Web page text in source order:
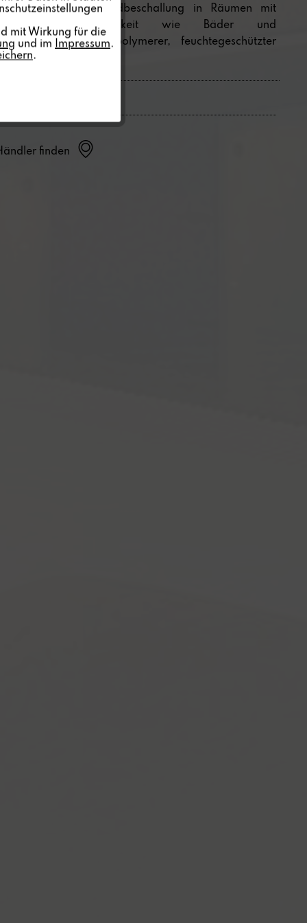
Hintergrundbeschallung in Räumen mit
erhöhter Luftfeuchtigkeit wie Bäder und
Mit polymerer, feuchtegeschützter
finden
Inaktiv
mit Wirkung für die
und im Impressum.
.